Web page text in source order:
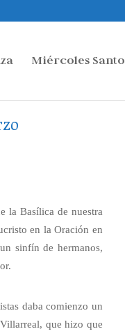
Miércoles Santo
la Basílica de nuestra
en la Oración en
sinfín de hermanos,
daba comienzo un
que hizo que